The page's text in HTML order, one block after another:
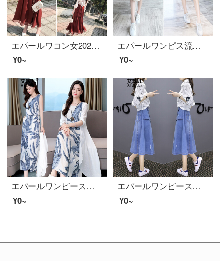
エパールワコン女2020春装新商品女装仙女スカート春夏流行ローリングカート二点セット
¥0~
エパールワンピス流行花のシフォンフランス式で痩せたワンピス女性の夏は2020夏に新商品スカートを着用します。
¥0~
エパールワンピースフィアの夏の女装セクトスカートの文芸レイトロ調の小柄で、ウエストのおしゃれな雰囲気が見られます。セクトスカートのローリングカートブルーM
¥0~
エパールワンピースフィア春夏服2020新商品女装韓国版カジュアルデニムセイントスカート刺繍チェックのシャツの中の長目の二点セットセクトスカートの画像色(二点セット)2 XL
¥0~